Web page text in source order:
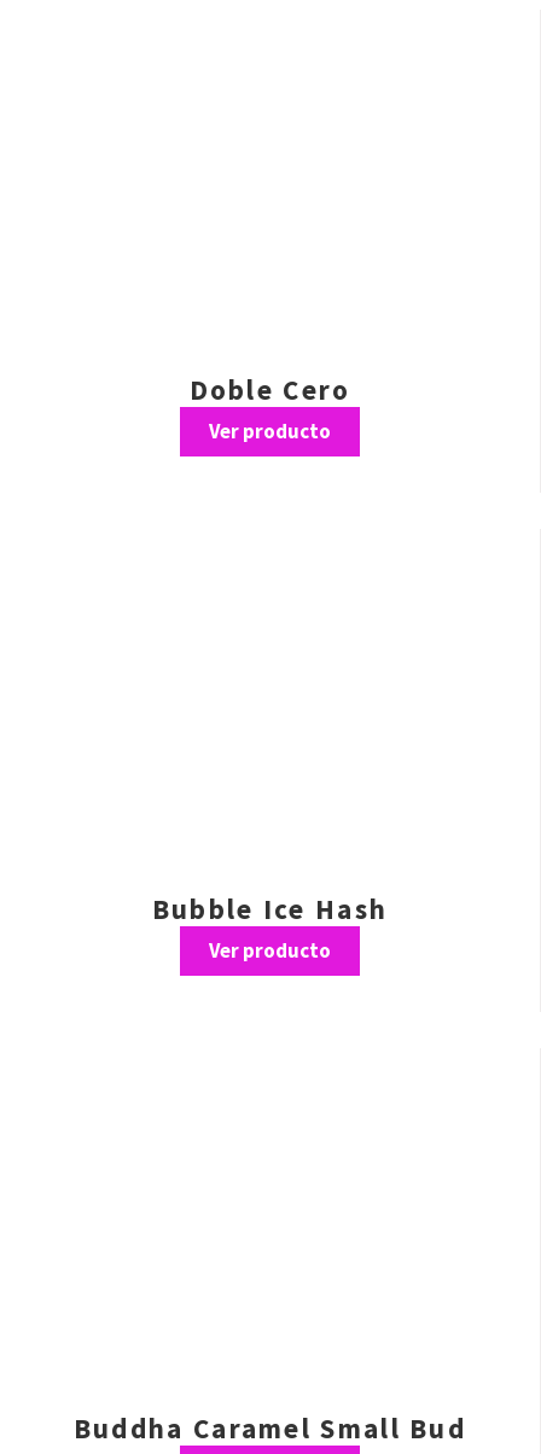
Doble Cero
Ver producto
Bubble Ice Hash
Ver producto
Buddha Caramel Small Bud